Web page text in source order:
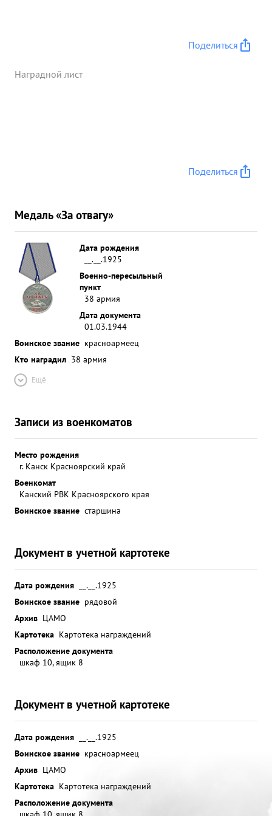
Поделиться
Наградной лист
Поделиться
Медаль «За отвагу»
Дата рождения
__.__.1925
Военно-пересыльный
пункт
38 армия
Дата документа
01.03.1944
Воинское звание красноармеец
Кто наградил 38 армия
Ещё
Записи из военкоматов
Место рождения
г. Канск Красноярский край
Военкомат
Канский РВК Красноярского края
Воинское звание старшина
Документ в учетной картотеке
Дата рождения
__.__.1925
Воинское звание рядовой
Архив ЦАМО
Картотека Картотека награждений
Расположение документа
шкаф 10, ящик 8
Документ в учетной картотеке
Дата рождения
__.__.1925
Воинское звание красноармеец
Архив ЦАМО
Картотека Картотека награждений
Расположение документа